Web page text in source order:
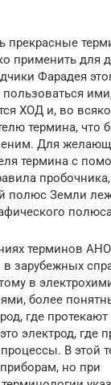
прекрасные
применить для
Фарадея
ХОД и, во
термина, что
Для
термина с
полюс Земли
терминов
зарубежных
в
более
где
электрод, где
В этой
но при